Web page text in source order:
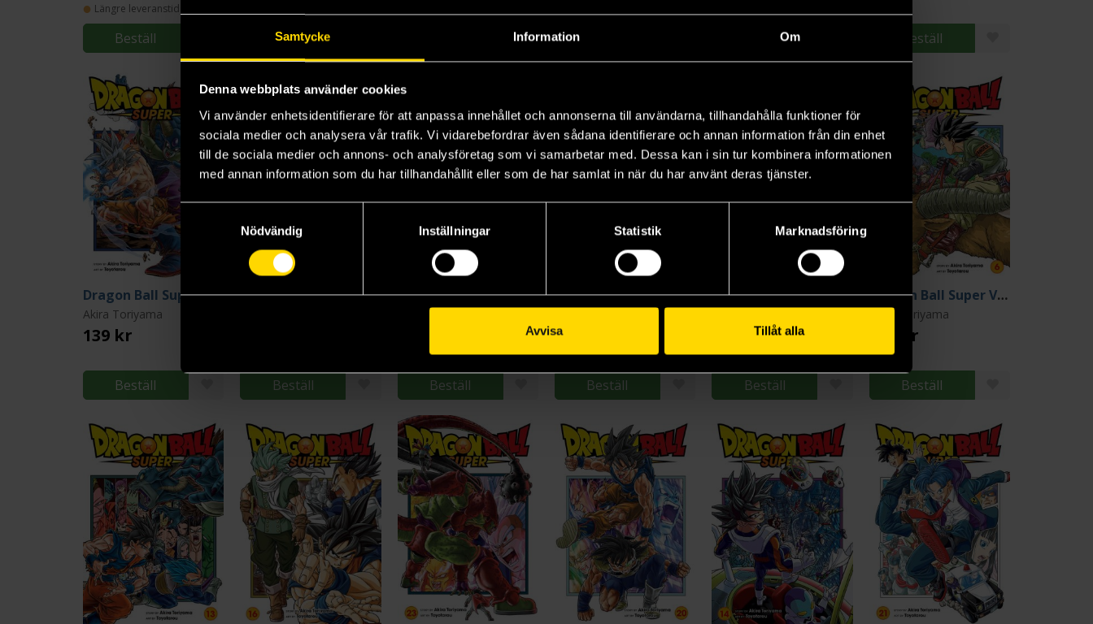
Samtycke Information Om
Denna webbplats använder cookies
Vi använder enhetsidentifierare för att anpassa innehållet och annonserna till användarna, tillhandahålla funktioner för
sociala medier och analysera vår trafik. Vi vidarebefordrar även sådana identifierare och annan information från din enhet
till de sociala medier och annons- och analysföretag som vi samarbetar med. Dessa kan i sin tur kombinera informationen
med annan information som du har tillhandahållit eller som de har samlat in när du har använt deras tjänster.
Nödvändig
Inställningar Statistik Marknadsföring
Avvisa Tillåt alla
Längre leveranstid
Beställ Beställ Beställ Beställ
Dragon Ball Super Vol 15
Akira Toriyama
139 kr
Beställ
Dragon Ball Super Vol 3
Beställ
Dragon Ball Super Vol 17
Akira Toriyama
Beställ
Dragon Ball Super Vol 22
139 kr
Beställ
Dragon Ball Super Vol 5
139 kr
Längre leveranstid
Beställ
Dragon Ball Super Vol 6
Akira Toriyama
139 kr
Beställ